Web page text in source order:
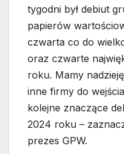
tygodni był debiut
papierów
czwarta co do
oraz czwarte
roku. Mamy
inne firmy do
kolejne znaczące
2024 roku –
prezes GPW.